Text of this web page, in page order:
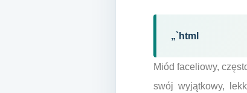
„`html
Miód faceliowy,
swój wyjątkowy,